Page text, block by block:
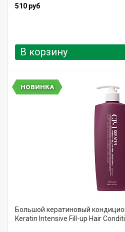
510 руб
В корзину
НОВИНКА
Большой кератиновый
Keratin Intensive Fill-up Hair